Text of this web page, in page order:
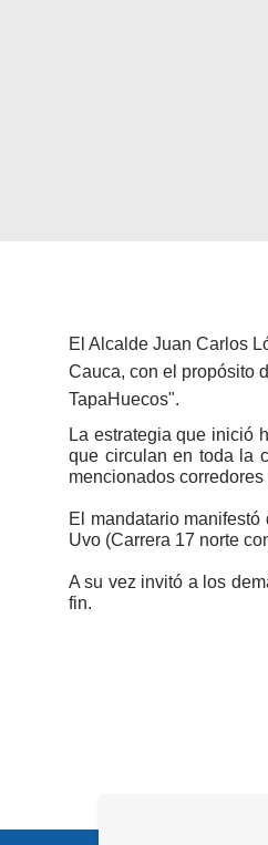
E l Alcalde Juan Carlos
Cauca, con el propósito
TapaHuecos".​
La estrategia que inició
que circulan en toda la
mencionados corredores
El mandatario
Uvo (Carrera 17 norte
A su vez invitó a los
fin.